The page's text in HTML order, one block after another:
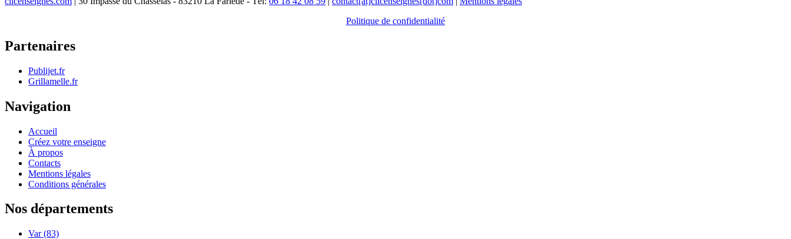
Politique de confidentialité
Partenaires
Publijet.fr
Grillamelle.fr
Navigation
Accueil
Créez votre enseigne
À propos
Contacts
Mentions légales
Conditions générales
Nos départements
Var (83)